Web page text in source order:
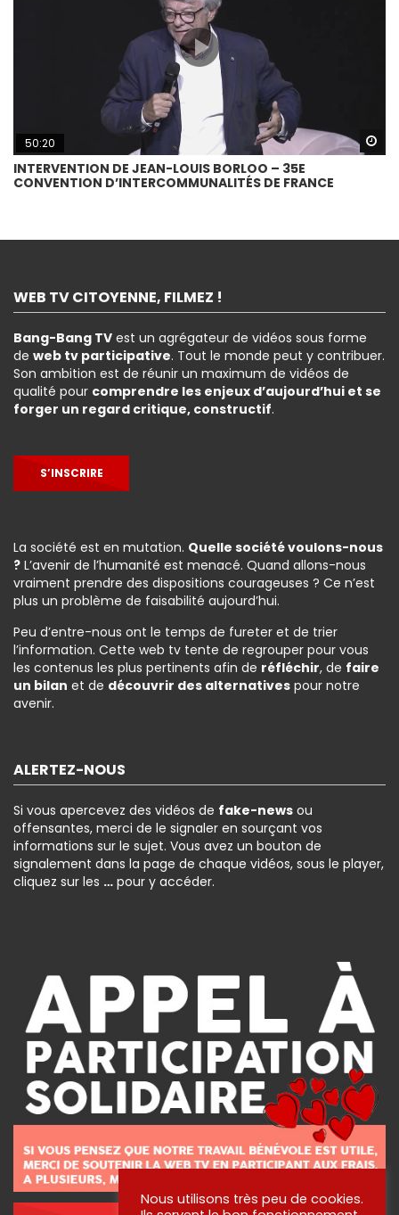
50:20
INTERVENTION DE JEAN-LOUIS BORLOO – 35E
CONVENTION D’INTERCOMMUNALITÉS DE FRANCE
WEB TV CITOYENNE, FILMEZ !
Bang-Bang TV est un agrégateur de vidéos sous forme
de web tv participative. Tout le monde peut y contribuer.
Son ambition est de réunir un maximum de vidéos de
qualité pour comprendre les enjeux d’aujourd’hui et se
forger un regard critique, constructif.
S’INSCRIRE
La société est en mutation. Quelle société voulons-nous
? L’avenir de l’humanité est menacé. Quand allons-nous
vraiment prendre des dispositions courageuses ? Ce n’est
plus un problème de faisabilité aujourd’hui.
Peu d’entre-nous ont le temps de fureter et de trier
l’information. Cette web tv tente de regrouper pour vous
les contenus les plus pertinents afin de réfléchir, de faire
un bilan et de découvrir des alternatives pour notre
avenir.
ALERTEZ-NOUS
Si vous apercevez des vidéos de fake-news ou
offensantes, merci de le signaler en sourçant vos
informations sur le sujet. Vous avez un bouton de
signalement dans la page de chaque vidéos, sous le player,
cliquez sur les … pour y accéder.
Nous utilisons très peu de cookies.